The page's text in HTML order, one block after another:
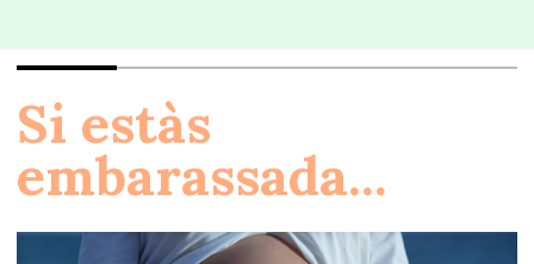
Si estàs
embarassada...